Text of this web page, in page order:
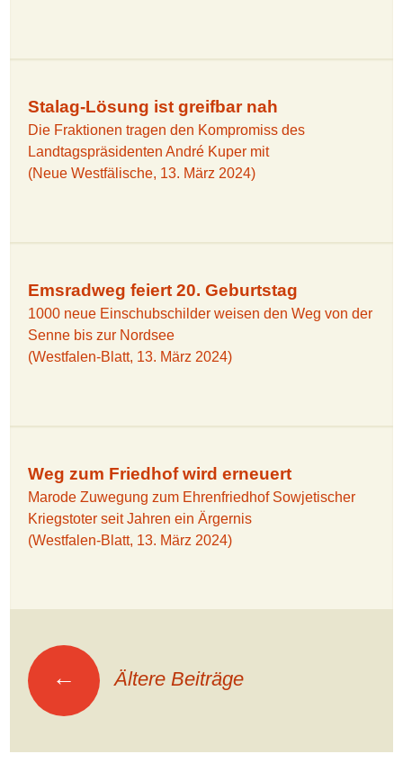
Stalag-Lösung ist greifbar nah
Die Fraktionen tragen den Kompromiss des
Landtagspräsidenten André Kuper mit
(Neue Westfälische, 13. März 2024)
Emsradweg feiert 20. Geburtstag
1000 neue Einschubschilder weisen den Weg von der
Senne bis zur Nordsee
(Westfalen-Blatt, 13. März 2024)
Weg zum Friedhof wird erneuert
Marode Zuwegung zum Ehrenfriedhof Sowjetischer
Kriegstoter seit Jahren ein Ärgernis
(Westfalen-Blatt, 13. März 2024)
Beitragsnavigation
← Ältere Beiträge